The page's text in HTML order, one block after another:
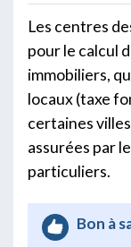
Les centres
pour le calcul
immobiliers,
locaux (taxe
certaines
assurées par
particuliers.
Bon à